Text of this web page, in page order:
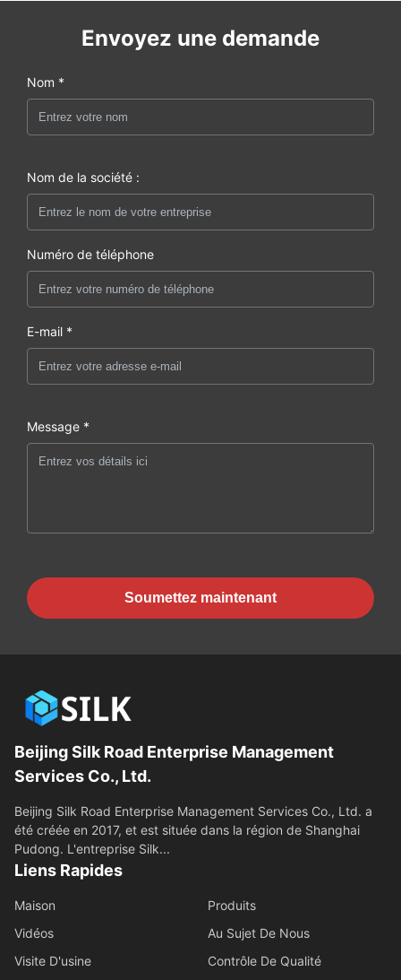
Envoyez une demande
Nom *
Nom de la société :
Numéro de téléphone
E-mail *
Message *
Soumettez maintenant
Beijing Silk Road Enterprise Management
Services Co., Ltd.
Beijing Silk Road Enterprise Management Services Co., Ltd. a
été créée en 2017, et est située dans la région de Shanghai
Pudong. L'entreprise Silk...
Liens Rapides
Maison
Produits
Vidéos
Au Sujet De Nous
Visite D'usine
Contrôle De Qualité